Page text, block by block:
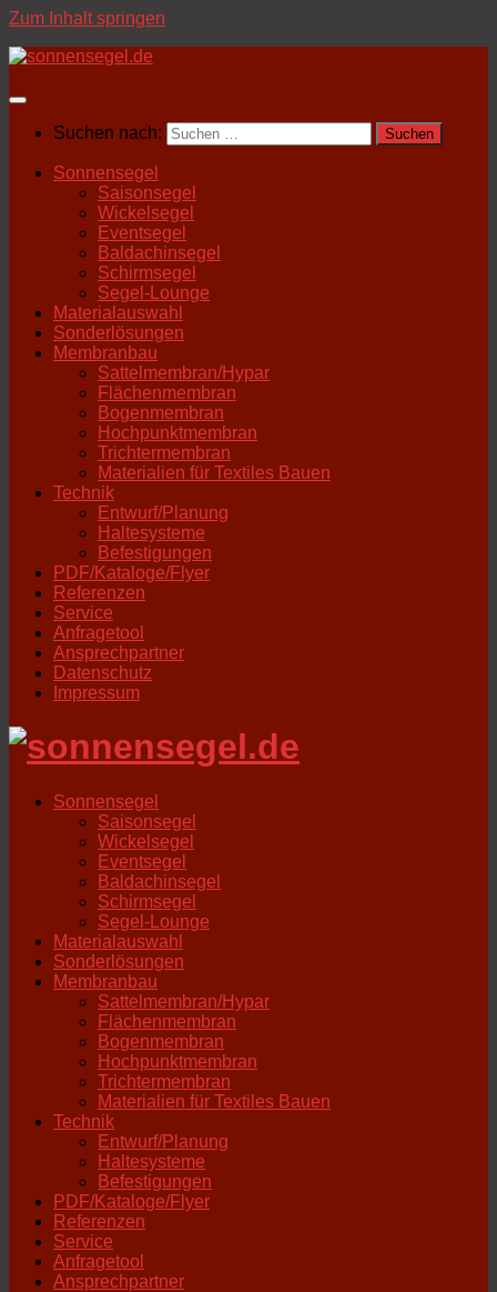
Zum Inhalt springen
Suchen nach:
Sonnensegel
Saisonsegel
Wickelsegel
Eventsegel
Baldachinsegel
Schirmsegel
Segel-Lounge
Materialauswahl
Sonderlösungen
Membranbau
Sattelmembran/Hypar
Flächenmembran
Bogenmembran
Hochpunktmembran
Trichtermembran
Materialien für Textiles Bauen
Technik
Entwurf/Planung
Haltesysteme
Befestigungen
PDF/Kataloge/Flyer
Referenzen
Service
Anfragetool
Ansprechpartner
Datenschutz
Impressum
Sonnensegel
Saisonsegel
Wickelsegel
Eventsegel
Baldachinsegel
Schirmsegel
Segel-Lounge
Materialauswahl
Sonderlösungen
Membranbau
Sattelmembran/Hypar
Flächenmembran
Bogenmembran
Hochpunktmembran
Trichtermembran
Materialien für Textiles Bauen
Technik
Entwurf/Planung
Haltesysteme
Befestigungen
PDF/Kataloge/Flyer
Referenzen
Service
Anfragetool
Ansprechpartner